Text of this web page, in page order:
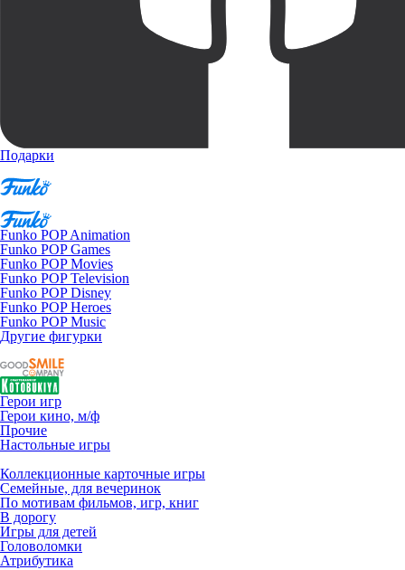
Подарки
Funko POP Animation
Funko POP Games
Funko POP Movies
Funko POP Television
Funko POP Disney
Funko POP Heroes
Funko POP Music
Другие фигурки
Герои игр
Герои кино, м/ф
Прочие
Настольные игры
Коллекционные карточные игры
Семейные, для вечеринок
По мотивам фильмов, игр, книг
В дорогу
Игры для детей
Головоломки
Атрибутика